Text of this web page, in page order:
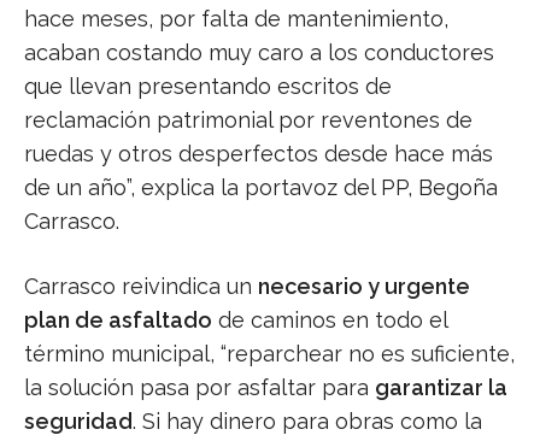
hace meses, por falta de mantenimiento,
acaban costando muy caro a los conductores
que llevan presentando escritos de
reclamación patrimonial por reventones de
ruedas y otros desperfectos desde hace más
de un año”, explica la portavoz del PP, Begoña
Carrasco.
Carrasco reivindica un necesario y urgente
plan de asfaltado de caminos en todo el
término municipal, “reparchear no es suficiente,
la solución pasa por asfaltar para garantizar la
seguridad. Si hay dinero para obras como la